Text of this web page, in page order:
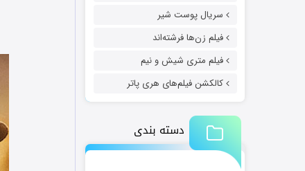
سریال پوست شیر
فیلم زن‌ها فرشته‌اند
فیلم متری شیش و نیم
کالکشن فیلم‌های هری پاتر
دسته بندی